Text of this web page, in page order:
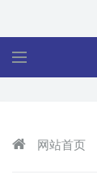
网站首页